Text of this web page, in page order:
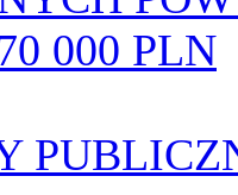
000 PLN